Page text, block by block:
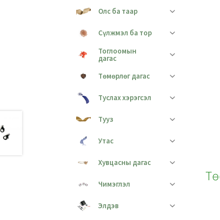
Олс ба таар
Сүлжмэл ба тор
Тоглоомын
дагас
Төмөрлөг дагас
Туслах хэрэгсэл
Тууз
Утас
Хувцасны дагас
Чимэглэл
Элдэв